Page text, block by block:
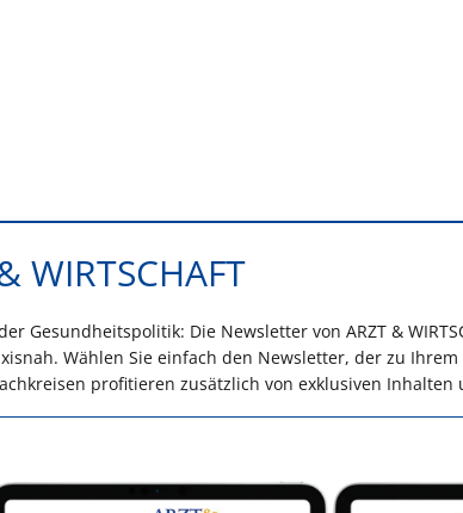
WIRTSCHAFT
Gesundheitspolitik: Die Newsletter von ARZT &
Wählen Sie einfach den Newsletter, der zu
profitieren zusätzlich von exklusiven Inhalten